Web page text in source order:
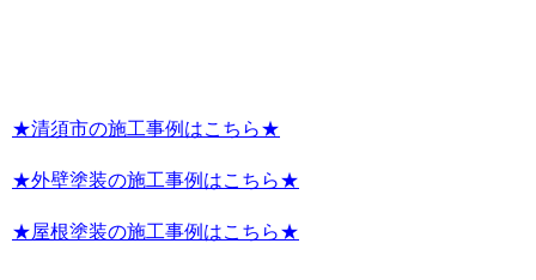
★清須市の施工事例はこちら★
★外壁塗装の施工事例はこちら★
★屋根塗装の施工事例はこちら★